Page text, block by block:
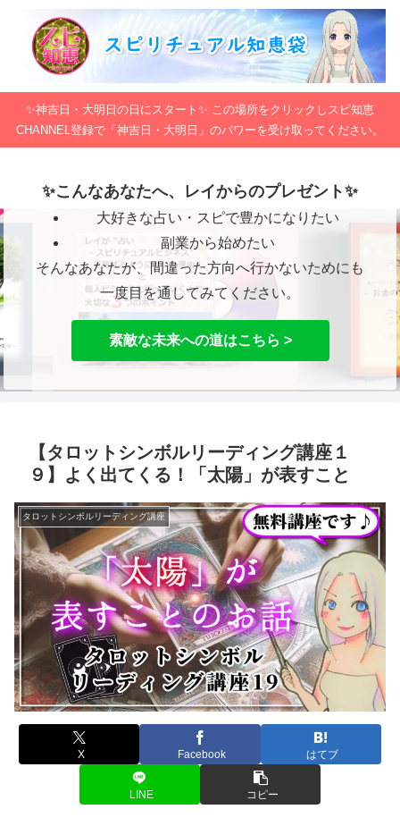
✨神吉日・大明日の日にスタート✨ この場所をクリックしスピ知恵
CHANNEL登録で「神吉日・大明日」のパワーを受け取ってください。
✨こんなあなたへ、レイからのプレゼント✨
大好きな占い・スピで豊かになりたい
副業から始めたい
そんなあなたが、間違った方向へ行かないためにも
一度目を通してみてください。
素敵な未来への道はこちら >
【タロットシンボルリーディング講座１
９】よく出てくる！「太陽」が表すこと
タロットシンボルリーディング講座
X Facebook はてブ
LINE コピー